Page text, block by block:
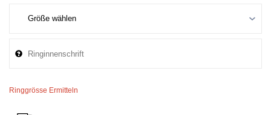
Ringgrösse Ermitteln